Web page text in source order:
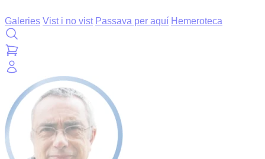
Galeries Vist i no vist Passava per aquí Hemeroteca